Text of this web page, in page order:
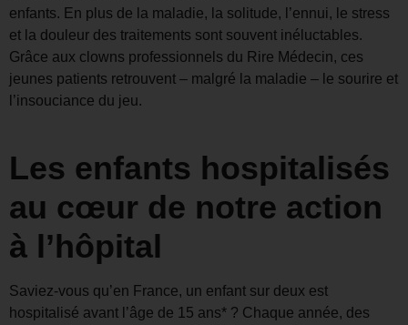
enfants. En plus de la maladie, la solitude, l’ennui, le stress
et la douleur des traitements sont souvent inéluctables.
Grâce aux clowns professionnels du Rire Médecin, ces
jeunes patients retrouvent – malgré la maladie – le sourire et
l’insouciance du jeu.
Les enfants hospitalisés
au cœur de notre action
à l’hôpital
Saviez-vous qu’en France, un enfant sur deux est
hospitalisé avant l’âge de 15 ans* ? Chaque année, des